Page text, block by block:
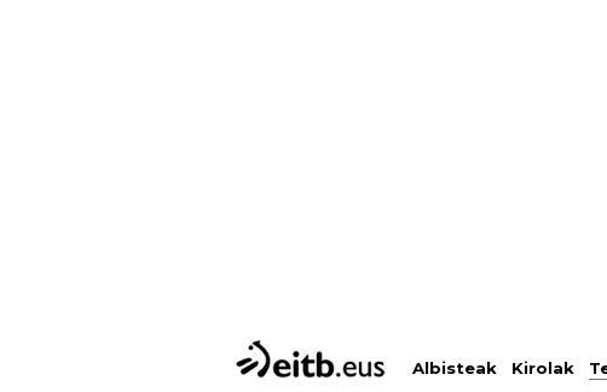
Albisteak Kirolak